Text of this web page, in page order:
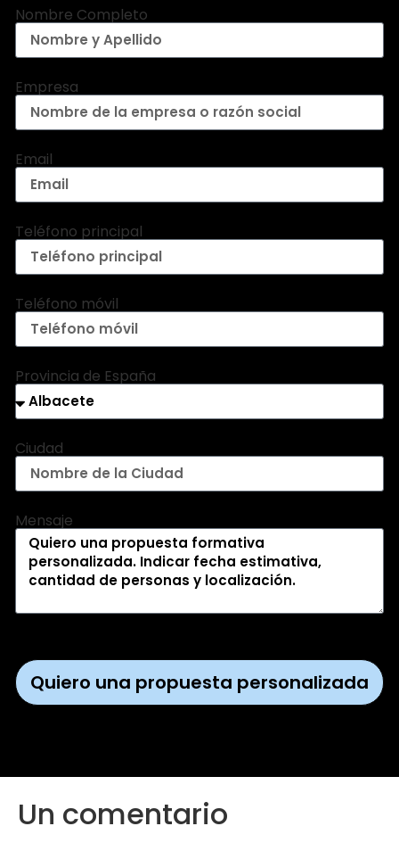
Nombre Completo
Empresa
Email
Teléfono principal
Teléfono móvil
Provincia de España
Ciudad
Mensaje
Quiero una propuesta personalizada
Un comentario